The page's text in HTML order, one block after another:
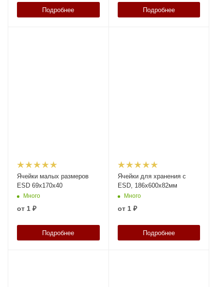
Подробнее Подробнее
Ячейки малых размеров
ESD 69x170x40
Много
от 1 ₽
Подробнее
Ячейки для хранения с
ESD, 186x600x82мм
Много
от 1 ₽
Подробнее